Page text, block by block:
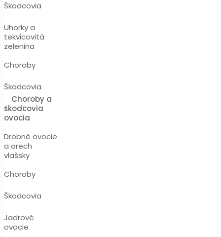
Škodcovia
Uhorky a
tekvicovitá
zelenina
Choroby
Škodcovia
Choroby a
škodcovia
ovocia
Drobné ovocie
a orech
vlašsky
Choroby
Škodcovia
Jadrové
ovocie